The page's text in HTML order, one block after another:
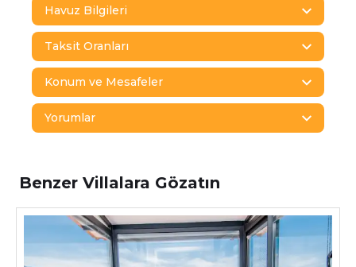
Havuz Bilgileri
Taksit Oranları
Konum ve Mesafeler
Yorumlar
Benzer Villalara Gözatın